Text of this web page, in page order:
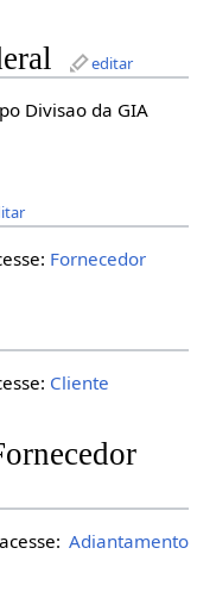
editar
Divisao da GIA
Fornecedor
Cliente
Adiantamento